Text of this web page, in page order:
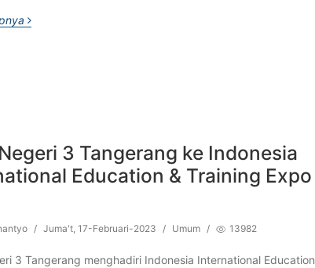
3 Tangerang ke Indonesia
Education & Training Expo
/ Juma't, 17-Februari-2023 / Umum / 13982
3 Tangerang menghadiri Indonesia International Education